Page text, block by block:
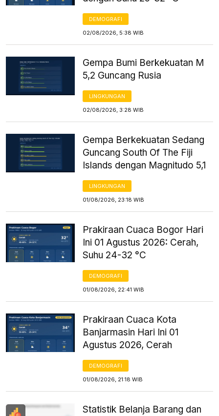
DEMOGRAFI
02/08/2026, 5:38 WIB
Gempa Bumi Berkekuatan M
5,2 Guncang Rusia
LINGKUNGAN
02/08/2026, 3:28 WIB
Gempa Berkekuatan Sedang
Guncang South Of The Fiji
Islands dengan Magnitudo 5,1
LINGKUNGAN
01/08/2026, 23:18 WIB
Prakiraan Cuaca Bogor Hari
Ini 01 Agustus 2026: Cerah,
Suhu 24-32 °C
DEMOGRAFI
01/08/2026, 22:41 WIB
Prakiraan Cuaca Kota
Banjarmasin Hari Ini 01
Agustus 2026, Cerah
DEMOGRAFI
01/08/2026, 21:18 WIB
Statistik Belanja Barang dan